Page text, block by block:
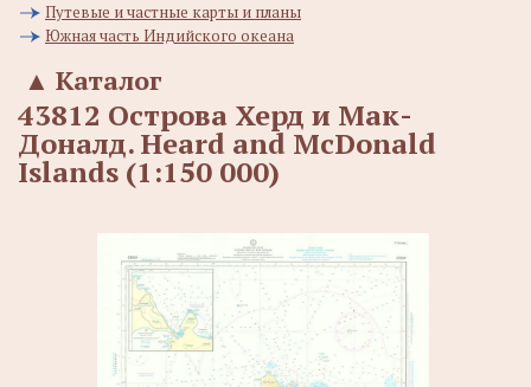
Путевые и частные карты и планы
Южная часть Индийского океана
Каталог
▲
43812 Острова Херд и Мак-
Доналд. Heard and McDonald
Islands (1:150 000)